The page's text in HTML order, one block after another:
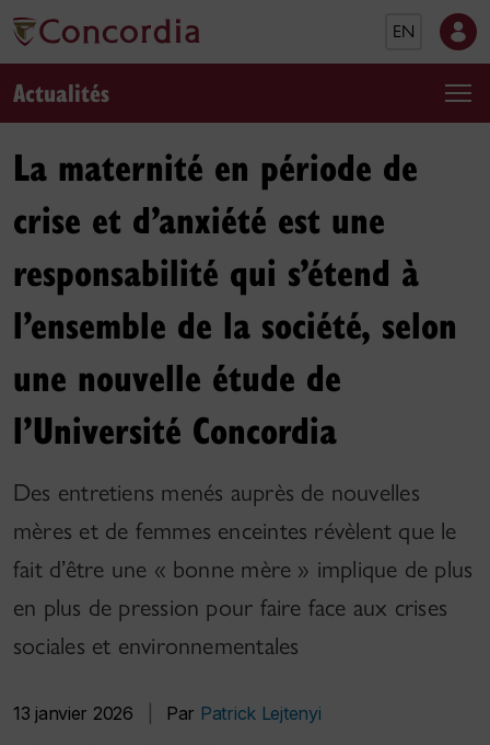
EN
Actualités
La maternité en période de
crise et d’anxiété est une
responsabilité qui s’étend à
l’ensemble de la société, selon
une nouvelle étude de
l’Université Concordia
Des entretiens menés auprès de nouvelles
mères et de femmes enceintes révèlent que le
fait d’être une « bonne mère » implique de plus
en plus de pression pour faire face aux crises
sociales et environnementales
13 janvier 2026 Par Patrick Lejtenyi